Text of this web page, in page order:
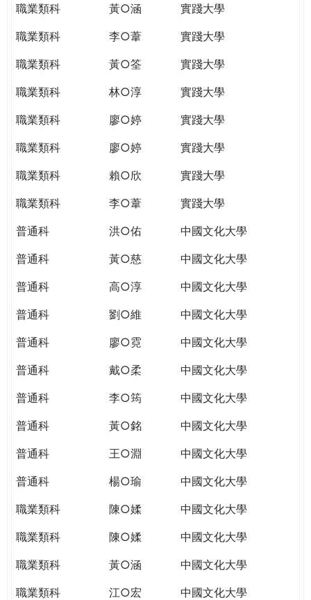
職業類科
黃○涵
實踐大學
職業類科
李○葦
實踐大學
職業類科
黃○筌
實踐大學
職業類科
林○淳
實踐大學
職業類科
廖○婷
實踐大學
職業類科
廖○婷
實踐大學
職業類科
賴○欣
實踐大學
職業類科
李○葦
實踐大學
普通科
洪○佑
中國文化大學
普通科
黃○慈
中國文化大學
普通科
高○淳
中國文化大學
普通科
劉○維
中國文化大學
普通科
廖○霓
中國文化大學
普通科
戴○柔
中國文化大學
普通科
李○筠
中國文化大學
普通科
黃○銘
中國文化大學
普通科
王○淵
中國文化大學
普通科
楊○瑜
中國文化大學
職業類科
陳○媃
中國文化大學
職業類科
陳○媃
中國文化大學
職業類科
黃○涵
中國文化大學
職業類科
江○宏
中國文化大學